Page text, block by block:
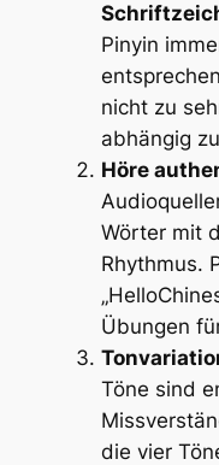
Pinyin
nicht zu
abhängig
Höre
Wörter mit
Rhythmus.
Übungen
Töne sind
die vier